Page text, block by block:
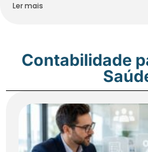
Ler mais
Contabilidade